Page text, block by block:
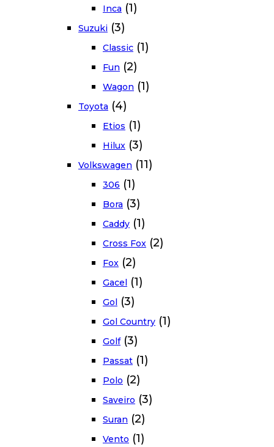
Inca (1)
Suzuki (3)
Classic (1)
Fun (2)
Wagon (1)
Toyota (4)
Etios (1)
Hilux (3)
Volkswagen (11)
306 (1)
Bora (3)
Caddy (1)
Cross Fox (2)
Fox (2)
Gacel (1)
Gol (3)
Gol Country (1)
Golf (3)
Passat (1)
Polo (2)
Saveiro (3)
Suran (2)
Vento (1)